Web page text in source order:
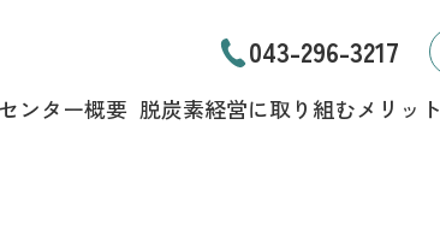
043-296-3217
センター概要 脱炭素経営に取り組むメリッ